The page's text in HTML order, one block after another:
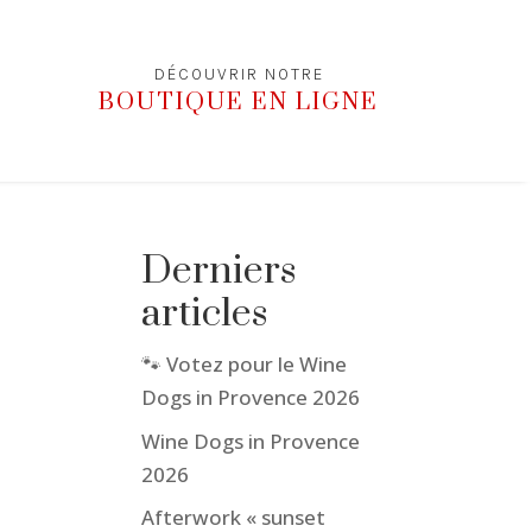
DÉCOUVRIR NOTRE
BOUTIQUE EN LIGNE
Derniers
articles
🐾 Votez pour le Wine
Dogs in Provence 2026
Wine Dogs in Provence
2026
Afterwork « sunset